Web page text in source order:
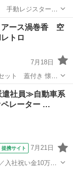
バーを引けば開き
レジスター
ース渦巻香 空
トロ
7月18日
蓋付き 懐か
社員≫自動車系
ペレーター …
提携サイト 7月21日
入社祝い金10万